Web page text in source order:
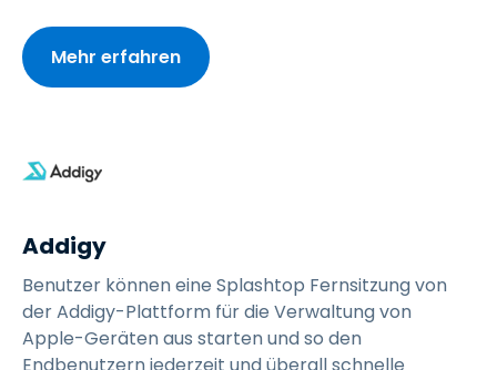
Mehr erfahren
Addigy
Benutzer können eine Splashtop Fernsitzung von
der Addigy-Plattform für die Verwaltung von
Apple-Geräten aus starten und so den